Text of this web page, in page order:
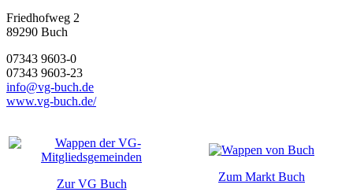
Friedhofweg 2
89290 Buch
07343 9603-0
07343 9603-23
info@vg-buch.de
www.vg-buch.de/
Zur VG Buch
Zum Markt Buch